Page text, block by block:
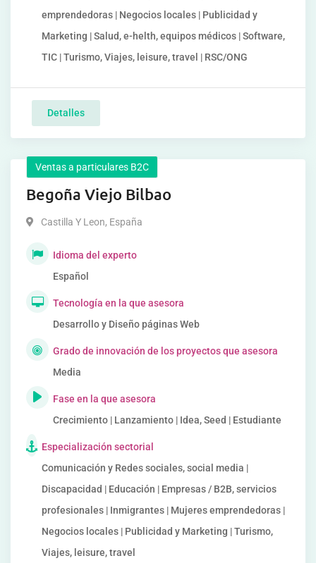
emprendedoras | Negocios locales | Publicidad y
Marketing | Salud, e-helth, equipos médicos | Software,
TIC | Turismo, Viajes, leisure, travel | RSC/ONG
Detalles
Ventas a particulares B2C
Begoña Viejo Bilbao
Castilla Y Leon, España
Idioma del experto
Español
Tecnología en la que asesora
Desarrollo y Diseño páginas Web
Grado de innovación de los proyectos que asesora
Media
Fase en la que asesora
Crecimiento | Lanzamiento | Idea, Seed | Estudiante
Especialización sectorial
Comunicación y Redes sociales, social media |
Discapacidad | Educación | Empresas / B2B, servicios
profesionales | Inmigrantes | Mujeres emprendedoras |
Negocios locales | Publicidad y Marketing | Turismo,
Viajes, leisure, travel